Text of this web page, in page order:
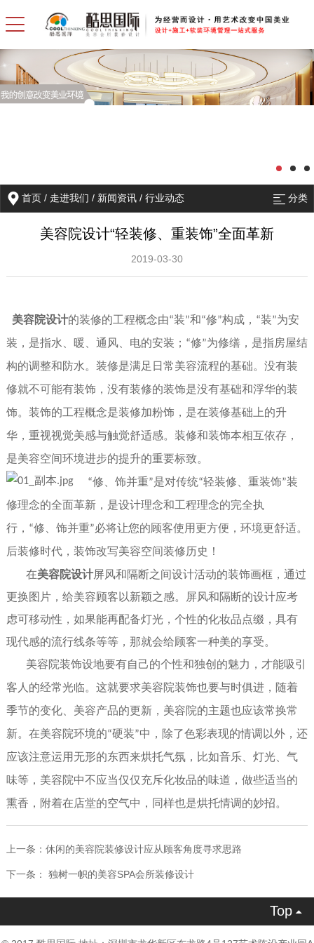
首页 / 走进我们 / 新闻资讯 /行业动态 分类
美容院设计“轻装修、重装饰”全面革新
2019-03-30
美容院设计的装修的工程概念由“装”和“修”构成， “装”为安
装，是指水、暖、通风、电的安装； “修”为修缮，是指房屋结
构的调整和防水。装修是满足日常美容流程的基础。没有装
修就不可能有装饰，没有装修的装饰是没有基础和浮华的装
饰。装饰的工程概念是装修加粉饰，是在装修基础上的升
华，重视视觉美感与触觉舒适感。装修和装饰本相互依存，
是美容空间环境进步的提升的重要标致。
“修、饰并重”是对传统“轻装修、重装饰”装
修理念的全面革新，是设计理念和工程理念的完全执
行， “修、饰并重”必将让您的顾客使用更方便，环境更舒适。
后装修时代，装饰改写美容空间装修历史！
在美容院设计屏风和隔断之间设计活动的装饰画框，通过
更换图片，给美容顾客以新颖之感。屏风和隔断的设计应考
虑可移动性，如果能再配备灯光，个性的化妆品点缀，具有
现代感的流行线条等等，那就会给顾客一种美的享受。
美容院装饰设地要有自己的个性和独创的魅力，才能吸引
客人的经常光临。这就要求美容院装饰也要与时俱进，随着
季节的变化、美容产品的更新，美容院的主题也应该常换常
新。在美容院环境的“硬装”中，除了色彩表现的情调以外，还
应该注意运用无形的东西来烘托气氛，比如音乐、灯光、气
味等，美容院中不应当仅仅充斥化妆品的味道，做些适当的
熏香，附着在店堂的空气中，同样也是烘托情调的妙招。
上一条： 休闲的美容院装修设计应从顾客角度寻求思路
下一条： 独树一帜的美容SPA会所装修设计
Top